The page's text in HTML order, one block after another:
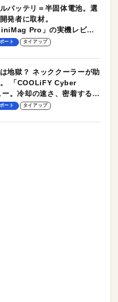
バッテリ＝半固体電池。選
発者に取材。
Pro」の実機レビュ
ート タイアップ
地獄？ ネッククーラーが助
「COOLiFY Cyber
。冷却の速さ、密着する冷
ンプルな操作性がグッド！
ート タイアップ